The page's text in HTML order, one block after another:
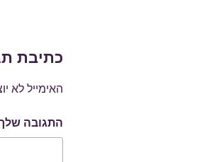
כתיבת
האימייל לא
התגובה